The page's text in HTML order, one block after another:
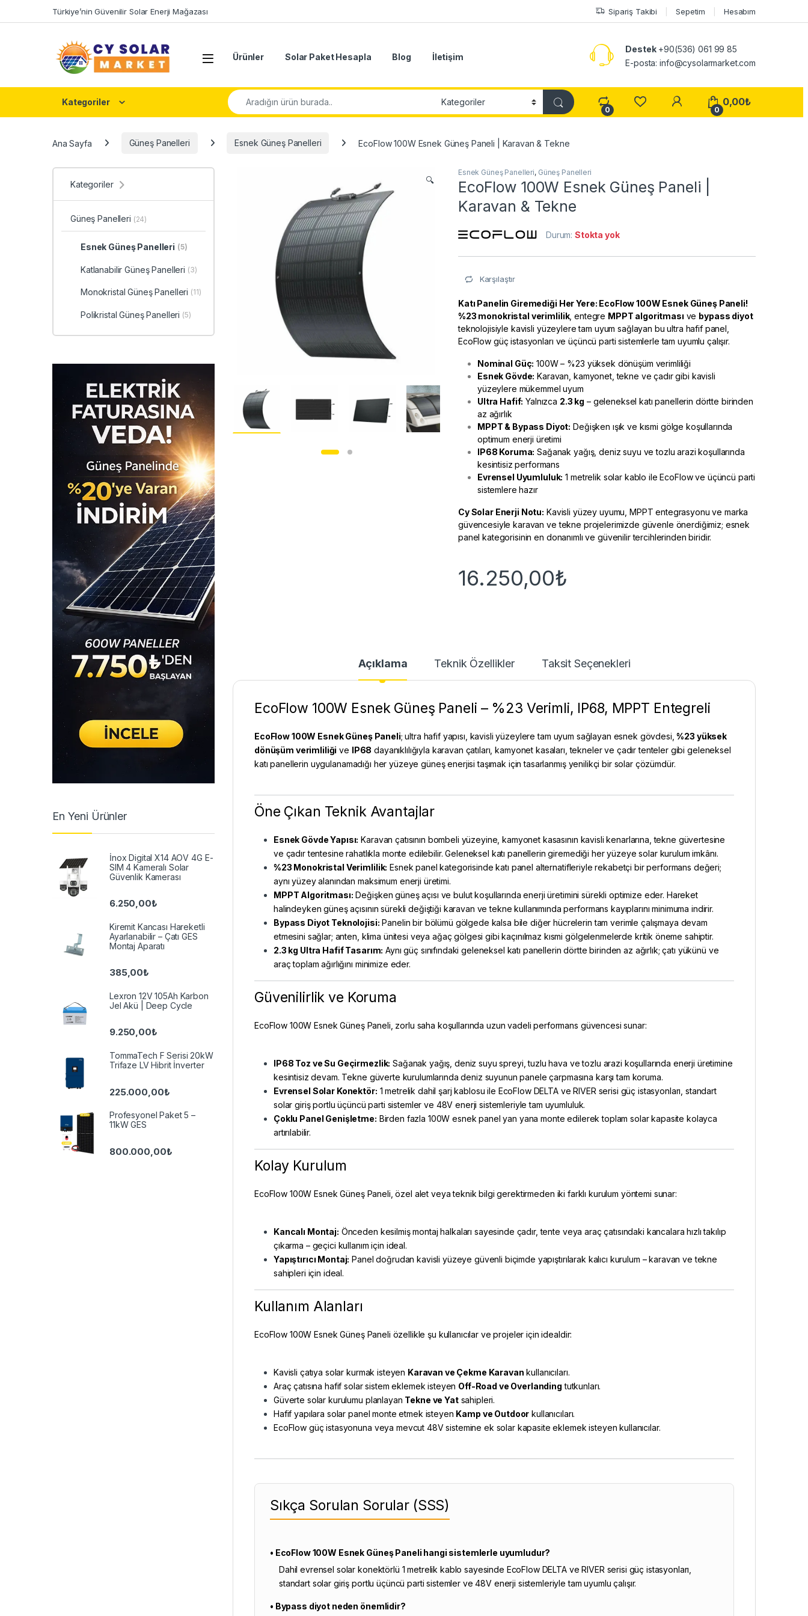
Türkiye’nin Güvenilir Solar Enerji Mağazası Sipariş Takibi Sepetim Hesabım
Open Ürünler Solar Paket Hesapla Blog İletişim
Destek+90(536) 061 99 85
E-posta: info@cysolarmarket.com
Kategoriler
Şunu ara:
0
My Account
0
0,00₺
Ana Sayfa Güneş Panelleri Esnek Güneş Panelleri EcoFlow 100W Esnek Güneş Paneli | Karavan & Tekne
🔍
Esnek Güneş Panelleri, Güneş Panelleri
EcoFlow 100W Esnek Güneş Paneli |
Karavan & Tekne
Durum:Stokta yok
Karşılaştır
Katı Panelin Giremediği Her Yere: EcoFlow 100W Esnek Güneş Paneli!
%23 monokristal verimlilik, entegre MPPT algoritması ve bypass diyot
teknolojisiyle kavisli yüzeylere tam uyum sağlayan bu ultra hafif panel,
EcoFlow güç istasyonları ve üçüncü parti sistemlerle tam uyumlu çalışır.
Nominal Güç: 100W – %23 yüksek dönüşüm verimliliği
Esnek Gövde: Karavan, kamyonet, tekne ve çadır gibi kavisli
yüzeylere mükemmel uyum
Ultra Hafif: Yalnızca 2.3 kg – geleneksel katı panellerin dörtte birinden
az ağırlık
MPPT & Bypass Diyot: Değişken ışık ve kısmi gölge koşullarında
optimum enerji üretimi
IP68 Koruma: Sağanak yağış, deniz suyu ve tozlu arazi koşullarında
kesintisiz performans
Evrensel Uyumluluk: 1 metrelik solar kablo ile EcoFlow ve üçüncü parti
sistemlere hazır
Cy Solar Enerji Notu: Kavisli yüzey uyumu, MPPT entegrasyonu ve marka
güvencesiyle karavan ve tekne projelerimizde güvenle önerdiğimiz; esnek
panel kategorisinin en donanımlı ve güvenilir tercihlerinden biridir.
16.250,00₺
Açıklama Teknik Özellikler Taksit Seçenekleri
EcoFlow 100W Esnek Güneş Paneli – %23 Verimli, IP68, MPPT Entegreli
EcoFlow 100W Esnek Güneş Paneli; ultra hafif yapısı, kavisli yüzeylere tam uyum sağlayan esnek gövdesi,%23 yüksek
dönüşüm verimliliği ve IP68 dayanıklılığıyla karavan çatıları, kamyonet kasaları, tekneler ve çadır tenteler gibi geleneksel
katı panellerin uygulanamadığı her yüzeye güneş enerjisi taşımak için tasarlanmış yenilikçi bir solar çözümdür.
Öne Çıkan Teknik Avantajlar
Esnek Gövde Yapısı: Karavan çatısının bombeli yüzeyine, kamyonet kasasının kavisli kenarlarına, tekne güvertesine
ve çadır tentesine rahatlıkla monte edilebilir. Geleneksel katı panellerin giremediği her yüzeye solar kurulum imkânı.
%23 Monokristal Verimlilik: Esnek panel kategorisinde katı panel alternatifleriyle rekabetçi bir performans değeri;
aynı yüzey alanından maksimum enerji üretimi.
MPPT Algoritması: Değişken güneş açısı ve bulut koşullarında enerji üretimini sürekli optimize eder. Hareket
halindeyken güneş açısının sürekli değiştiği karavan ve tekne kullanımında performans kayıplarını minimuma indirir.
Bypass Diyot Teknolojisi: Panelin bir bölümü gölgede kalsa bile diğer hücrelerin tam verimle çalışmaya devam
etmesini sağlar; anten, klima ünitesi veya ağaç gölgesi gibi kaçınılmaz kısmi gölgelenmelerde kritik öneme sahiptir.
2.3 kg Ultra Hafif Tasarım: Aynı güç sınıfındaki geleneksel katı panellerin dörtte birinden az ağırlık; çatı yükünü ve
araç toplam ağırlığını minimize eder.
Güvenilirlik ve Koruma
EcoFlow 100W Esnek Güneş Paneli, zorlu saha koşullarında uzun vadeli performans güvencesi sunar:
IP68 Toz ve Su Geçirmezlik: Sağanak yağış, deniz suyu spreyi, tuzlu hava ve tozlu arazi koşullarında enerji üretimine
kesintisiz devam. Tekne güverte kurulumlarında deniz suyunun panele çarpmasına karşı tam koruma.
Evrensel Solar Konektör: 1 metrelik dahil şarj kablosu ile EcoFlow DELTA ve RIVER serisi güç istasyonları, standart
solar giriş portlu üçüncü parti sistemler ve 48V enerji sistemleriyle tam uyumluluk.
Çoklu Panel Genişletme: Birden fazla 100W esnek panel yan yana monte edilerek toplam solar kapasite kolayca
artırılabilir.
Kolay Kurulum
EcoFlow 100W Esnek Güneş Paneli, özel alet veya teknik bilgi gerektirmeden iki farklı kurulum yöntemi sunar:
Kancalı Montaj: Önceden kesilmiş montaj halkaları sayesinde çadır, tente veya araç çatısındaki kancalara hızlı takılıp
çıkarma – geçici kullanım için ideal.
Yapıştırıcı Montaj: Panel doğrudan kavisli yüzeye güvenli biçimde yapıştırılarak kalıcı kurulum – karavan ve tekne
sahipleri için ideal.
Kullanım Alanları
EcoFlow 100W Esnek Güneş Paneli özellikle şu kullanıcılar ve projeler için idealdir:
Kavisli çatıya solar kurmak isteyen Karavan ve Çekme Karavan kullanıcıları.
Araç çatısına hafif solar sistem eklemek isteyen Off-Road ve Overlanding tutkunları.
Güverte solar kurulumu planlayan Tekne ve Yatsahipleri.
Hafif yapılara solar panel monte etmek isteyen Kamp ve Outdoor kullanıcıları.
EcoFlow güç istasyonuna veya mevcut 48V sistemine ek solar kapasite eklemek isteyen kullanıcılar.
Sıkça Sorulan Sorular (SSS)
• EcoFlow 100W Esnek Güneş Paneli hangi sistemlerle uyumludur?
Dahil evrensel solar konektörlü 1 metrelik kablo sayesinde EcoFlow DELTA ve RIVER serisi güç istasyonları,
standart solar giriş portlu üçüncü parti sistemler ve 48V enerji sistemleriyle tam uyumlu çalışır.
• Bypass diyot neden önemlidir?
Kategoriler
Güneş Panelleri (24)
Esnek Güneş Panelleri (5)
Katlanabilir Güneş Panelleri (3)
Monokristal Güneş Panelleri (11)
Polikristal Güneş Panelleri (5)
En Yeni Ürünler
İnox Digital X14 AOV 4G E-
SIM 4 Kameralı Solar
Güvenlik Kamerası
6.250,00₺
Kiremit Kancası Hareketli
Ayarlanabilir – Çatı GES
Montaj Aparatı
385,00₺
Lexron 12V 105Ah Karbon
Jel Akü | Deep Cycle
9.250,00₺
TommaTech F Serisi 20kW
Trifaze LV Hibrit İnverter
225.000,00₺
Profesyonel Paket 5 –
11kW GES
800.000,00₺